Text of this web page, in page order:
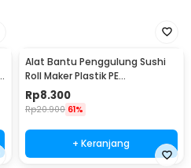
Alat Bantu Penggulung Sushi
Roll Maker Plastik PE
22x20.5x0.1cm - E1119
Rp8.300
Rp20.900 61%
+ Keranjang